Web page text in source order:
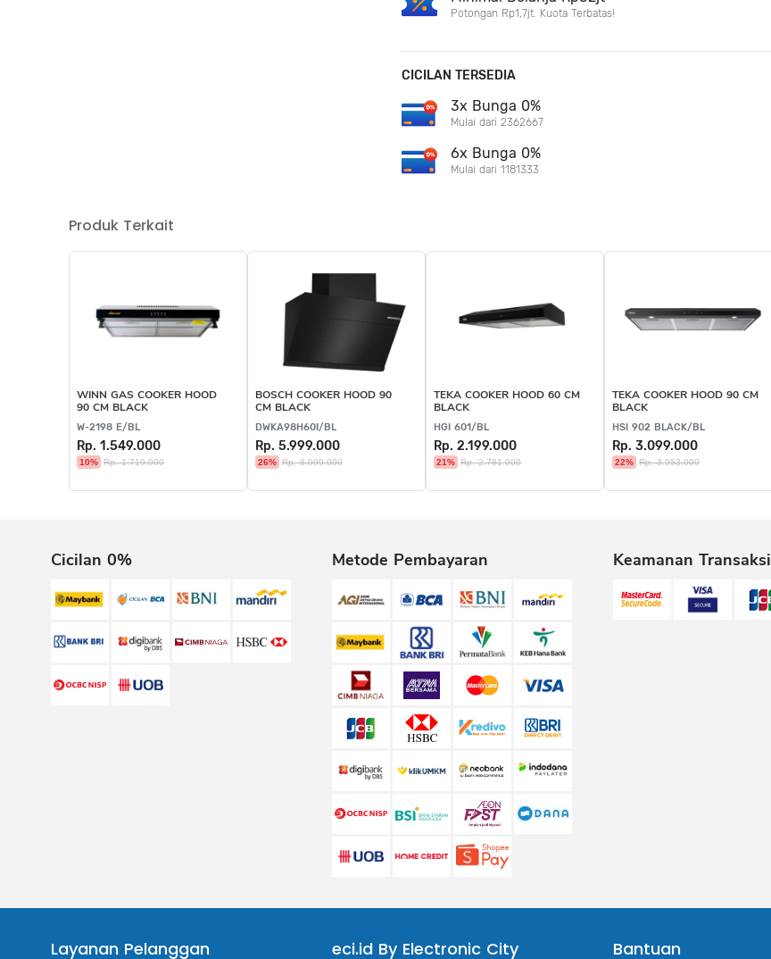
Potongan Rp1,7jt. Kuota Terbatas!
CICILAN TERSEDIA
3x Bunga 0%
Mulai dari 2362667
6x Bunga 0%
Mulai dari 1181333
Produk Terkait
WINN GAS COOKER HOOD
90 CM BLACK
W-2198 E/BL
Rp. 1.549.000
10% Rp. 1.719.000
BOSCH COOKER HOOD 90
CM BLACK
DWKA98H60I/BL
Rp. 5.999.000
26% Rp. 8.099.000
TEKA COOKER HOOD 60 CM
BLACK
HGI 601/BL
Rp. 2.199.000
21% Rp. 2.781.000
TEKA COOKER HOOD 90 CM
BLACK
HSI 902 BLACK/BL
Rp. 3.099.000
22% Rp. 3.953.000
Cicilan 0% Metode Pembayaran Keamanan Transaksi
Layanan Pelanggan eci.id By Electronic City Bantuan